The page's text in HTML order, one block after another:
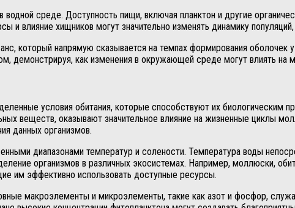
среде. Доступность пищи, включая планктон и другие
влияние хищников могут значительно изменять динамику
который напрямую сказывается на темпах формирования
демонстрируя, как изменения в окружающей среде могут влиять на
условия обитания, которые способствуют их биологическим
веществ, оказывают значительное влияние на жизненные циклы
данных организмов.
диапазонами температур и солености. Температура воды
организмов в различных экосистемах. Например, моллюски,
им эффективно использовать доступные ресурсы.
макроэлементы и микроэлементы, такие как азот и фосфор,